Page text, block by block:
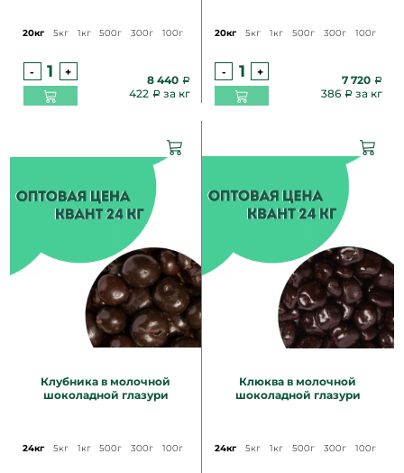
20кг 5кг 1кг 500г 300г 100г
- +
8 440
422
за кг
20кг 5кг 1кг 500г 300г 100г
- +
7 720
386
за кг
Клубника в молочной
шоколадной глазури
24кг 5кг 1кг 500г 300г 100г
Клюква в молочной
шоколадной глазури
24кг 5кг 1кг 500г 300г 100г